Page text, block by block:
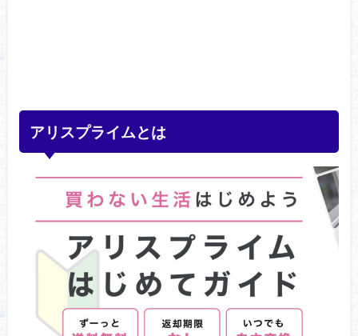
アリスプライムとは